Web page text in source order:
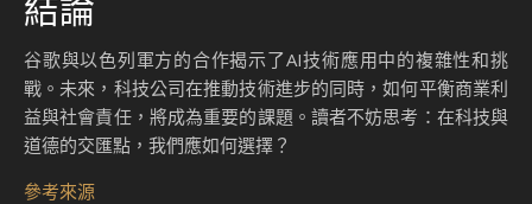
谷歌與以色列軍方的合作揭示了AI技術應用中的複雜性和挑
戰。未來，科技公司在推動技術進步的同時，如何平衡商業利
益與社會責任，將成為重要的課題。讀者不妨思考：在科技與
道德的交匯點，我們應如何選擇？
參考來源